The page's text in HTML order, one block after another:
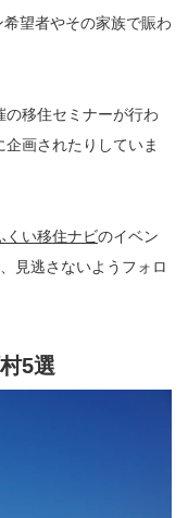
望者やその家族で賑わ
の移住セミナーが行わ
画されたりしていま
くい移住ナビのイベン
見逃さないようフォロ
5選